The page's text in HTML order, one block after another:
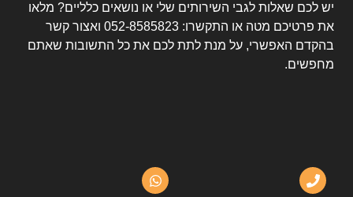
יש לכם שאלות לגבי השירותים שלי או נושאים כלליים? מלאו
את פרטיכם מטה או התקשרו: 052-8585823 ואצור קשר
בהקדם האפשרי, על מנת לתת לכם את כל התשובות שאתם
מחפשים.